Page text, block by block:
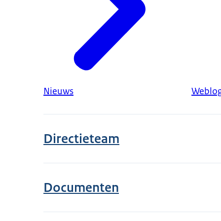
Nieuws
Directieteam
Documenten